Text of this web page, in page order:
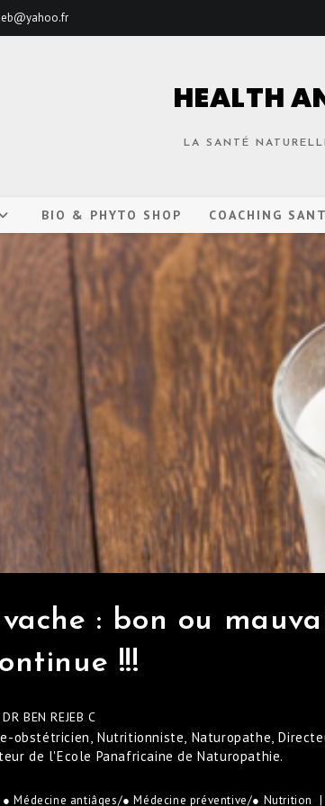
HEALTH
LA SANTÉ
BIO & PHYTO SHOP COACHING
: bon ou
!!!
DR BEN REJEB C
obstétricien, Nutritionniste, Naturopathe,
de l'Ecole Panafricaine de Naturopathie.
● Médecine antiâges/● Médecine préventive/● Nutrition